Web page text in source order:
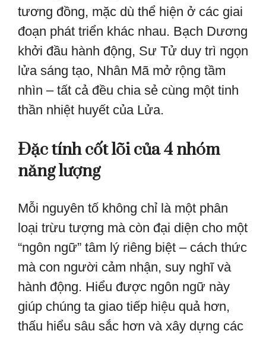
tương đồng, mặc dù thể hiện ở các giai
đoạn phát triển khác nhau. Bạch Dương
khởi đầu hành động, Sư Tử duy trì ngọn
lửa sáng tạo, Nhân Mã mở rộng tầm
nhìn – tất cả đều chia sẻ cùng một tinh
thần nhiệt huyết của Lửa.
Đặc tính cốt lõi của 4 nhóm
năng lượng
Mỗi nguyên tố không chỉ là một phân
loại trừu tượng mà còn đại diện cho một
“ngôn ngữ” tâm lý riêng biệt – cách thức
mà con người cảm nhận, suy nghĩ và
hành động. Hiểu được ngôn ngữ này
giúp chúng ta giao tiếp hiệu quả hơn,
thấu hiểu sâu sắc hơn và xây dựng các